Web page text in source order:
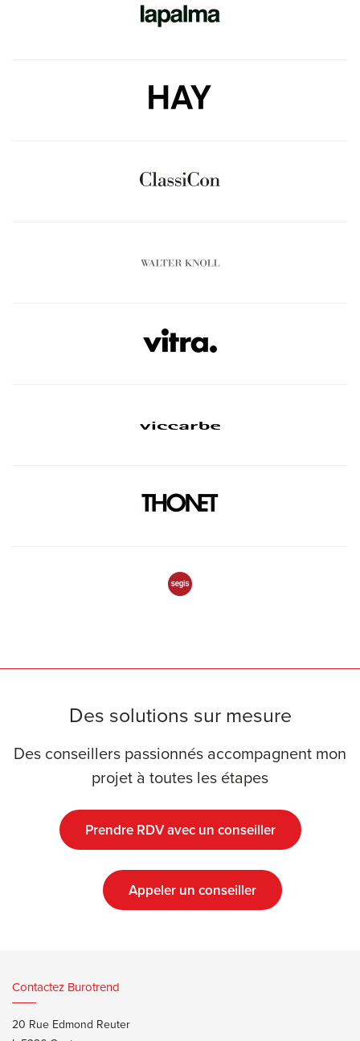
Des solutions sur mesure
Des conseillers passionnés accompagnent mon
projet à toutes les étapes
Prendre RDV avec un conseiller
Appeler un conseiller
Contactez Burotrend
20 Rue Edmond Reuter